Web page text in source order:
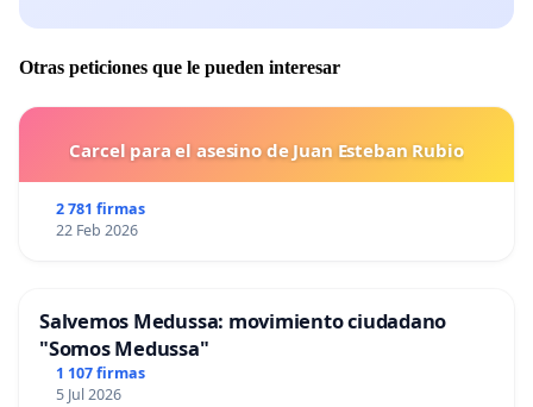
Otras peticiones que le pueden interesar
Carcel para el asesino de Juan Esteban Rubio
2 781 firmas
22 Feb 2026
Salvemos Medussa: movimiento ciudadano
"Somos Medussa"
1 107 firmas
5 Jul 2026